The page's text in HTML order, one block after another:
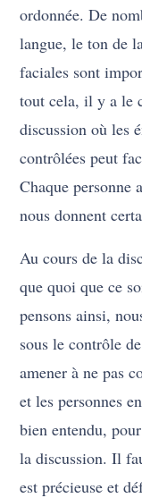
ordonnée. De
langue, le ton de
faciales sont
tout cela, il y a le
discussion où les
contrôlées peut
Chaque personne
nous donnent
Au cours de la
que quoi que ce
pensons ainsi,
sous le contrôle
amener à ne pas
et les personnes
bien entendu,
la discussion. Il
est précieuse et